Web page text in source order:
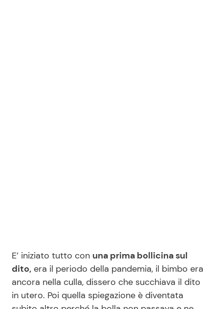
E’ iniziato tutto con una prima bollicina sul
dito, era il periodo della pandemia, il bimbo era
ancora nella culla, dissero che succhiava il dito
in utero. Poi quella spiegazione è diventata